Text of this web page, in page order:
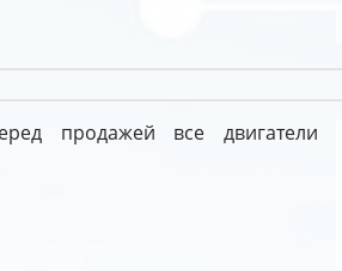
продажей все двигатели